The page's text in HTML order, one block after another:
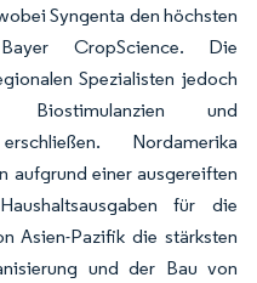
Syngenta den höchsten
CropScience. Die
Spezialisten jedoch
und
Nordamerika
aufgrund einer ausgereiften
für die
Asien-Pazifik die stärksten
und der Bau von